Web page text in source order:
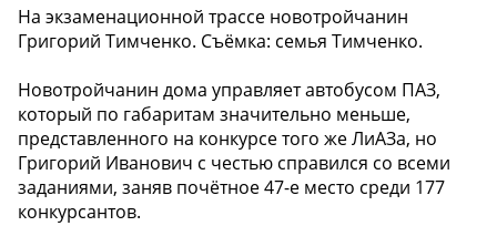
На экзаменационной трассе новотройчанин
Григорий Тимченко. Съёмка: семья Тимченко.
Новотройчанин дома управляет автобусом ПАЗ,
который по габаритам значительно меньше,
представленного на конкурсе того же ЛиАЗа, но
Григорий Иванович с честью справился со всеми
заданиями, заняв почётное 47-е место среди 177
конкурсантов.